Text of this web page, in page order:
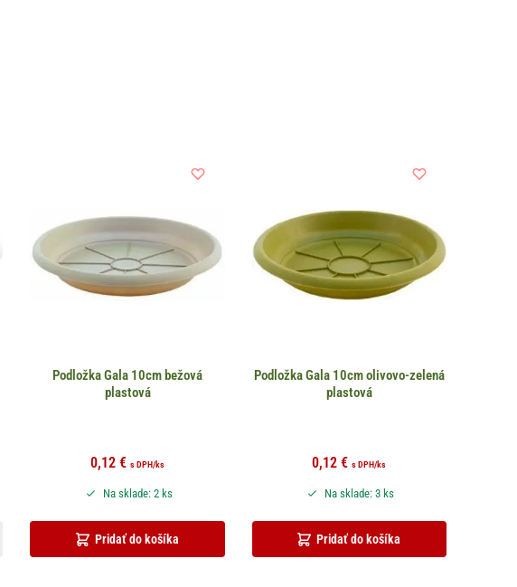
Podložka Gala 10cm bežová
plastová
0,12 € s DPH/ks
Pridať do košíka
Na sklade: 2 ks
Podložka Gala 10cm olivovo-zelená
plastová
0,12€ s DPH/ks
Pridať do košíka
Na sklade: 3 ks